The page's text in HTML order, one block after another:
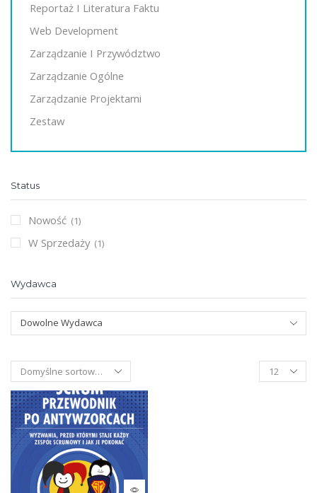
Products
per
Reportaż I Literatura Faktu
Web Development
Zarządzanie I Przywództwo
Zarządzanie Ogólne
Zarządzanie Projektami
Zestaw
Status
Nowość (1)
W Sprzedaży (1)
Wydawca
Dowolne Wydawca